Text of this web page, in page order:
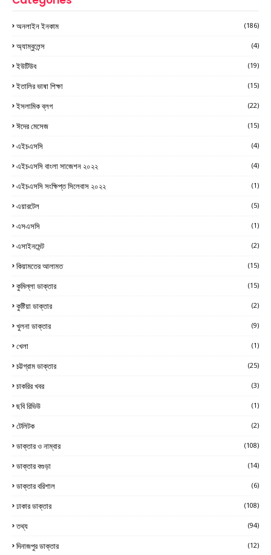
অনলাইন ইনকাম (186)
অ্যাম্বুলেন্স (4)
ইউটিউব (19)
ইতালির ভাষা শিক্ষা (15)
ইসলামিক ব্লগ (22)
ঈদের মেসেজ (15)
এইচএসসি (4)
এইচএসসি বাংলা সাজেশন ২০২২ (4)
এইচএসসি সংক্ষিপ্ত সিলেবাস ২০২২ (1)
এয়ারটেল (5)
এসএসসি (1)
এসাইনমেন্ট (2)
কিয়ামতের আলামত (15)
কুমিল্লা ডাক্তার (15)
কুষ্টিয়া ডাক্তার (2)
খুলনা ডাক্তার (9)
খেলা (1)
চট্টগ্রাম ডাক্তার (25)
চাকরির খবর (3)
ছবি রিভিউ (1)
টেলিটক (2)
ডাক্তার ও নাম্বার (108)
ডাক্তার বগুড়া (14)
ডাক্তার বরিশাল (6)
ঢাকার ডাক্তার (108)
তথ্য (94)
দিনাজপুর ডাক্তার (12)